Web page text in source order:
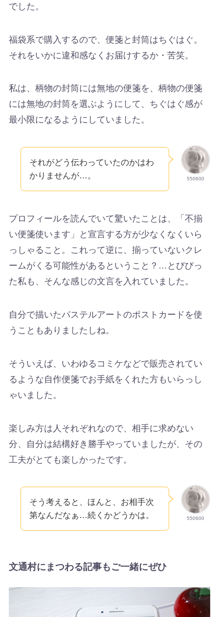
でした。
福袋系で購入するので、便箋と封筒はちぐはぐ。
それをいかに違和感なくお届けするか・苦笑。
私は、柄物の封筒には無地の便箋を、柄物の便箋
には無地の封筒を選ぶようにして、ちぐはぐ感が
最小限になるようにしていました。
550600
それがどう伝わっていたのかはわ
かりませんが…。
プロフィールを読んでいて驚いたことは、「不揃
い便箋使います」と宣言する方が少なくなくいら
っしゃること。これって逆に、揃っていないクレ
ームがくる可能性があるということ？…とびびっ
た私も、そんな感じの文言を入れていました。
自分で描いたパステルアートのポストカードを使
うこともありましたしね。
そういえば、いわゆるコミケなどで販売されてい
るような自作便箋でお手紙をくれた方もいらっし
ゃいました。
楽しみ方は人それぞれなので、相手に求めない
分、自分は結構好き勝手やっていましたが、その
工夫がとても楽しかったです。
550600
そう考えると、ほんと、お相手次
第なんだなぁ…続くかどうかは。
文通村にまつわる記事もご一緒にぜひ